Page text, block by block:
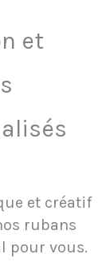
et
et créatif
rubans
pour vous.